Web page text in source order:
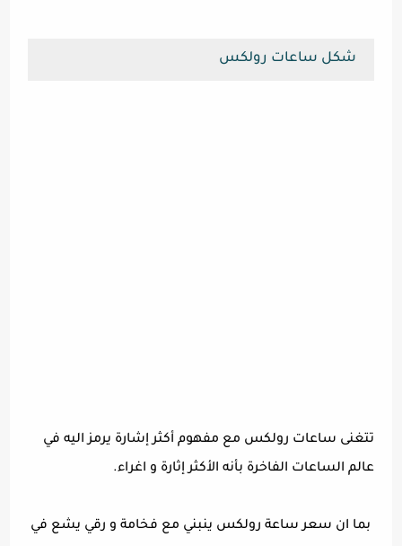
شكل ساعات رولكس
تتغنى ساعات رولكس مع مفهوم أكثر إشارة يرمز اليه في
عالم الساعات الفاخرة بأنه الأكثر إثارة و اغراء.
بما ان سعر ساعة رولكس ينبني مع فخامة و رقي يشع في